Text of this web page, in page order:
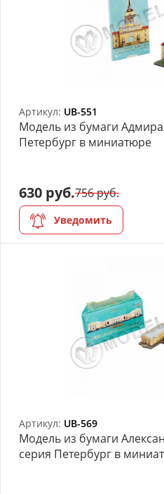
Артикул: UB-551
Модель из бумаги
Петербург в миниатюре
630 руб.756 руб.
Уведомить
Артикул: UB-569
Модель из бумаги
серия Петербург в